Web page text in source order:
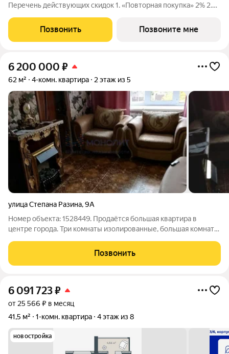
Перечень действующих скидок 1. «Повторная покупка» 2% 2.
«Большой семье большая скидка» от 1% до 3% По каждому
виду скидок требуются
Позвонить Позвоните мне
6 200 000 ₽
62 м² 4-комн. квартира 2 этаж из 5
улица Степана Разина,9А
Номер объекта: 1528449. Продаётся большая квартира в
центре города. Три комнаты изолированные, большая комната-
окна. Все коммуникации заменены. Отличное
месторасположение. Рядом школа и детский
Позвонить
6 091 723₽
от 25 566 ₽ в месяц
41,5 м²
1-комн. квартира 4 этаж из 8
новостройка